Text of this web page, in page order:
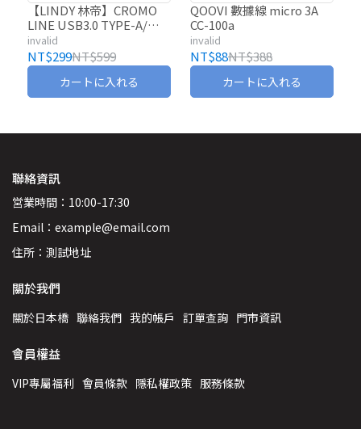
下相容USB 2.0/1.1規格
【LINDY 林帝】CROMO
LINE USB3.0 TYPE-A/公
TO MICRO-B/公 傳輸線
invalid
NT$299NT$599
カートに入れる
QOOVI 數據線 micro 3A
CC-100a
invalid
NT$88NT$388
カートに入れる
聯絡資訊
営業時間：10:00-17:30
Email：example@email.com
住所：測試地址
關於我們
關於日本橋 聯絡我們 我的帳戶 訂單查詢 門市資訊
會員權益
VIP專屬福利 會員條款 隱私權政策 服務條款